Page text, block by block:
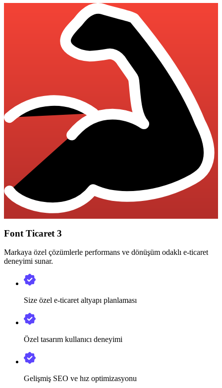
Font Ticaret 3
Markaya özel çözümlerle performans ve dönüşüm odaklı e-ticaret
deneyimi sunar.
Size özel e-ticaret altyapı planlaması
Özel tasarım kullanıcı deneyimi
Gelişmiş SEO ve hız optimizasyonu